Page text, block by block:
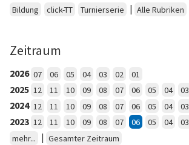
Bildung
click-TT Turnierserie | Alle Rubriken
Zeitraum
2026 07 06 05 04 03 02 01
2025 12 11 10 09 08 07 06 05 04 03
2024 12 11 10 09 08 07 06 05 04 03
2023 12 11 10 09 08 07 06 05 04 03
mehr...
| Gesamter Zeitraum